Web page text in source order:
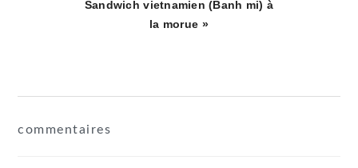
Article
Sandwich vietnamien (Banh mi) à
la morue »
commentaires